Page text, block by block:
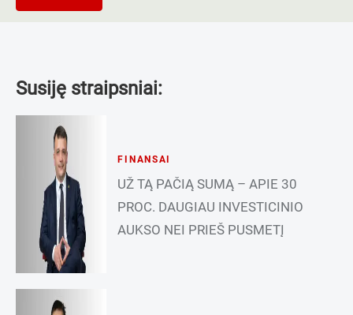
Susiję straipsniai:
FINANSAI
UŽ TĄ PAČIĄ SUMĄ – APIE 30
PROC. DAUGIAU INVESTICINIO
AUKSO NEI PRIEŠ PUSMETĮ